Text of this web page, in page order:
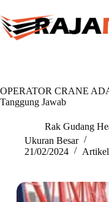
to
content
OPERATOR CRANE
Tanggung Jawab
Rak Gudang
Ukuran Besar
21/02/2024
Artikel